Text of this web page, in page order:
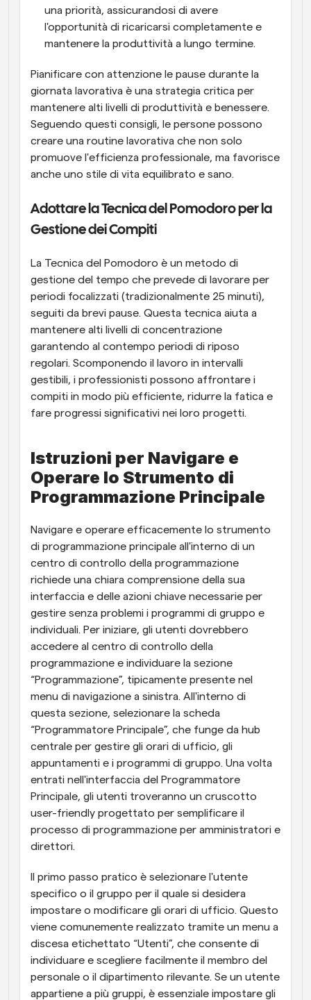
una priorità, assicurandosi di avere
l'opportunità di ricaricarsi completamente e
mantenere la produttività a lungo termine.
Pianificare con attenzione le pause durante la
giornata lavorativa è una strategia critica per
mantenere alti livelli di produttività e benessere.
Seguendo questi consigli, le persone possono
creare una routine lavorativa che non solo
promuove l'efficienza professionale, ma favorisce
anche uno stile di vita equilibrato e sano.
Adottare la Tecnica del Pomodoro per la
Gestione dei Compiti
La Tecnica del Pomodoro è un metodo di
gestione del tempo che prevede di lavorare per
periodi focalizzati (tradizionalmente 25 minuti),
seguiti da brevi pause. Questa tecnica aiuta a
mantenere alti livelli di concentrazione
garantendo al contempo periodi di riposo
regolari. Scomponendo il lavoro in intervalli
gestibili, i professionisti possono affrontare i
compiti in modo più efficiente, ridurre la fatica e
fare progressi significativi nei loro progetti.
Istruzioni per Navigare e
Operare lo Strumento di
Programmazione Principale
Navigare e operare efficacemente lo strumento
di programmazione principale all'interno di un
centro di controllo della programmazione
richiede una chiara comprensione della sua
interfaccia e delle azioni chiave necessarie per
gestire senza problemi i programmi di gruppo e
individuali. Per iniziare, gli utenti dovrebbero
accedere al centro di controllo della
programmazione e individuare la sezione
“Programmazione”, tipicamente presente nel
menu di navigazione a sinistra. All'interno di
questa sezione, selezionare la scheda
“Programmatore Principale”, che funge da hub
centrale per gestire gli orari di ufficio, gli
appuntamenti e i programmi di gruppo. Una volta
entrati nell'interfaccia del Programmatore
Principale, gli utenti troveranno un cruscotto
user-friendly progettato per semplificare il
processo di programmazione per amministratori e
direttori.
Il primo passo pratico è selezionare l'utente
specifico o il gruppo per il quale si desidera
impostare o modificare gli orari di ufficio. Questo
viene comunemente realizzato tramite un menu a
discesa etichettato “Utenti”, che consente di
individuare e scegliere facilmente il membro del
personale o il dipartimento rilevante. Se un utente
appartiene a più gruppi, è essenziale impostare gli